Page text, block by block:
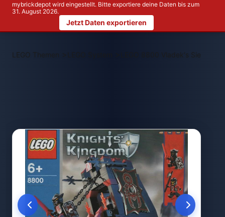
mybrickdepot wird eingestellt. Bitte exportiere deine Daten bis zum
31. August 2026.
Jetzt Daten exportieren
LEGO Themen > LEGO 8800 Vladek's Siege